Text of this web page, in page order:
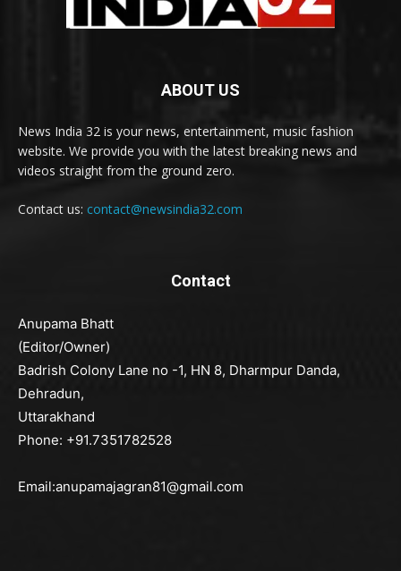
ABOUT US
News India 32 is your news, entertainment, music fashion
website. We provide you with the latest breaking news and
videos straight from the ground zero.
Contact us: contact@newsindia32.com
Contact
Anupama Bhatt
(Editor/Owner)
Badrish Colony Lane no -1, HN 8, Dharmpur Danda,
Dehradun,
Uttarakhand
Phone: +91.7351782528
Email:anupamajagran81@gmail.com